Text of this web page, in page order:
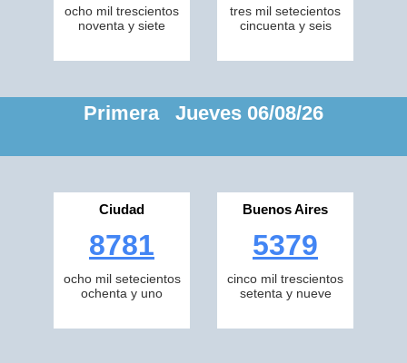
ocho mil trescientos
noventa y siete
tres mil setecientos
cincuenta y seis
Primera Jueves 06/08/26
Ciudad
8781
ocho mil setecientos
ochenta y uno
Buenos Aires
5379
cinco mil trescientos
setenta y nueve